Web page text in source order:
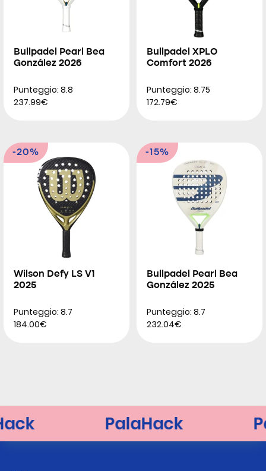
Bullpadel Pearl Bea
González 2026
Punteggio: 8.8
237.99€
Bullpadel XPLO
Comfort 2026
Punteggio: 8.75
172.79€
-20%
Wilson Defy LS V1
2025
Punteggio: 8.7
184.00€
-15%
Bullpadel Pearl Bea
González 2025
Punteggio: 8.7
232.04€